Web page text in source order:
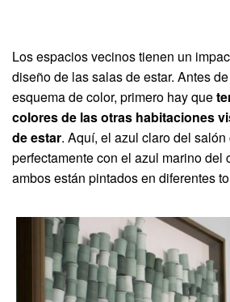
Los espacios vecinos tienen un
diseño de las salas de estar. Antes
esquema de color, primero hay que
colores de las otras habitaciones
de estar. Aquí, el azul claro del
perfectamente con el azul marino del
ambos están pintados en diferentes